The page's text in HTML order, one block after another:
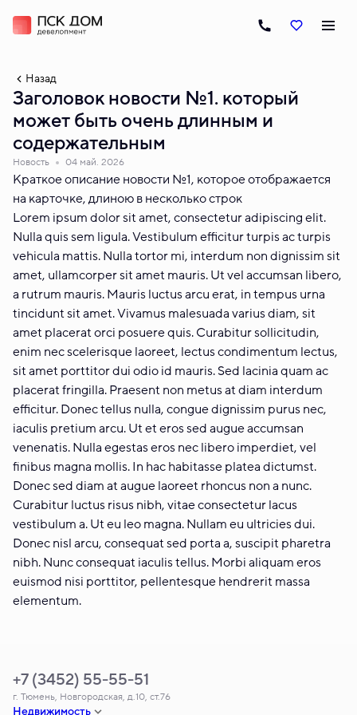
Назад
Заголовок новости №1. который
может быть очень длинным и
содержательным
Новость 04 май. 2026
Краткое описание новости №1, которое отображается
на карточке, длиною в несколько строк
Lorem ipsum dolor sit amet, consectetur adipiscing elit.
Nulla quis sem ligula. Vestibulum efficitur turpis ac turpis
vehicula mattis. Nulla tortor mi, interdum non dignissim sit
amet, ullamcorper sit amet mauris. Ut vel accumsan libero,
a rutrum mauris. Mauris luctus arcu erat, in tempus urna
tincidunt sit amet. Vivamus malesuada varius diam, sit
amet placerat orci posuere quis. Curabitur sollicitudin,
enim nec scelerisque laoreet, lectus condimentum lectus,
sit amet porttitor dui odio id mauris. Sed lacinia quam ac
placerat fringilla. Praesent non metus at diam interdum
efficitur. Donec tellus nulla, congue dignissim purus nec,
iaculis pretium arcu. Ut et eros sed augue accumsan
venenatis. Nulla egestas eros nec libero imperdiet, vel
finibus magna mollis. In hac habitasse platea dictumst.
Donec sed diam at augue laoreet rhoncus non a nunc.
Curabitur luctus risus nibh, vitae consectetur lacus
vestibulum a. Ut eu leo magna. Nullam eu ultricies dui.
Donec nisl arcu, consequat sed porta a, suscipit pharetra
nibh. Nunc consequat iaculis tellus. Morbi aliquam eros
euismod nisi porttitor, pellentesque hendrerit massa
elementum.
Недвижимость
+7 (3452) 55-55-51
г. Тюмень, Новгородская, д.10, ст.76